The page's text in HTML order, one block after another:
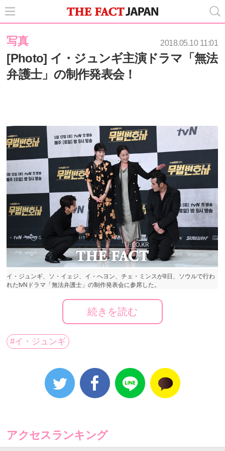
写真 2018.05.10 11:01
[Photo] イ・ジュンギ主演ドラマ「無法
弁護士」の制作発表会！
イ・ジュンギ、ソ・イェジ、イ・へヨン、チェ・ミンスが8日、ソウルで行わ
れたtvNドラマ「無法弁護士」の制作発表会に参席した。
イ・ジュンギ、ソ・イェジ、イ・へヨン、チェ・ミン
スが8日、ソウルで行われたtvNドラマ「無法弁護士」
の制作発表会に参席した。
続きを読む
#イ・ジュンギ
アクセスランキング